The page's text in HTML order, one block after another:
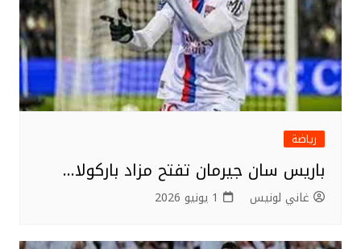
رياضة
باريس سان جيرمان تفتح مزاد باركولا…
غاني لونيس 1 يونيو 2026